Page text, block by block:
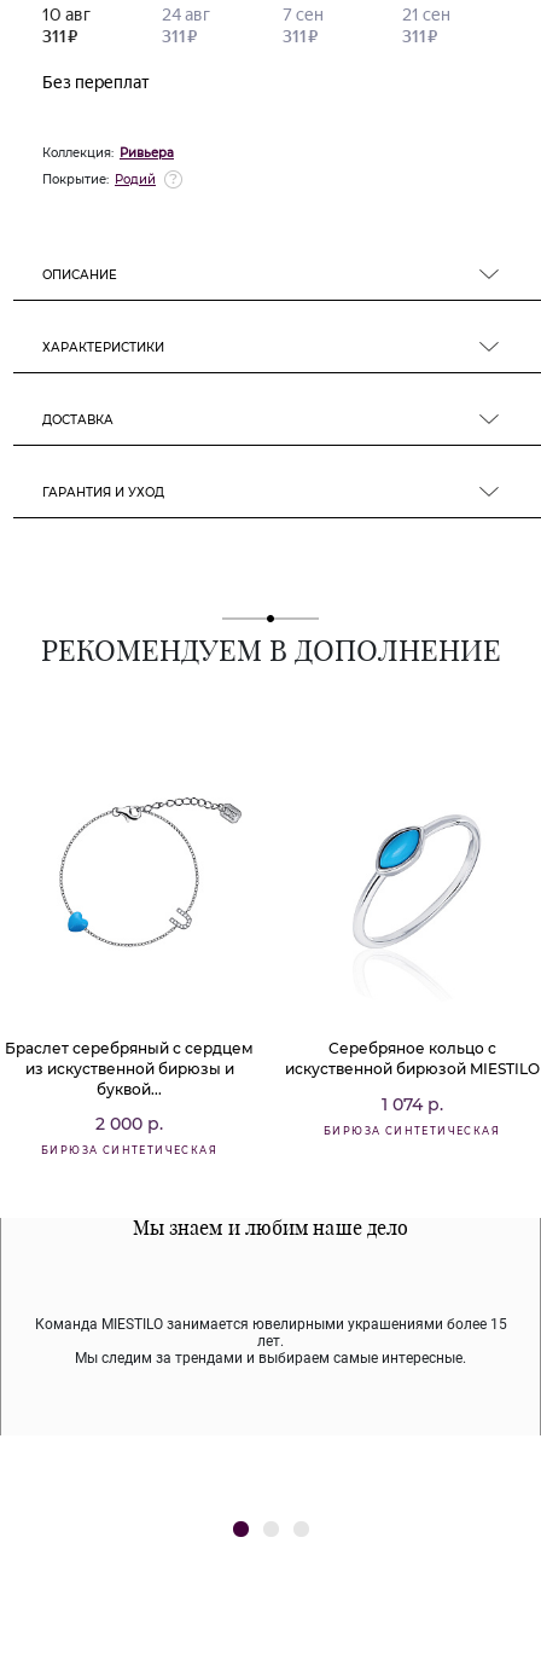
Коллекция: Ривьера
Покрытие: Родий
ОПИСАНИЕ
ХАРАКТЕРИСТИКИ
ДОСТАВКА
ГАРАНТИЯ И УХОД
РЕКОМЕНДУЕМ В ДОПОЛНЕНИЕ
Браслет серебряный с сердцем
из искуственной бирюзы и
буквой...
2 000 р.
БИРЮЗА СИНТЕТИЧЕСКАЯ
Серебряное кольцо с
искуственной бирюзой MIESTILO
1 074 р.
БИРЮЗА СИНТЕТИЧЕСКАЯ
Мы знаем и любим наше дело
Команда MIESTILO занимается ювелирными украшениями более 15
лет.
Мы следим за трендами и выбираем самые интересные.
Все наши материалы гипоалергенны
Мы используем покрытие (родий, ювелирный сплав), которое не
содержит никеля и свинца — это исключает аллергию.
Примерка перед покупкой
Во время доставки спокойно примеряйте украшения, выбирайте те,
что вам нравятся, остальные заберёт курьер.